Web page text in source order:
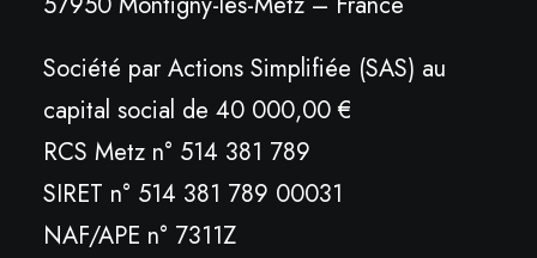
Société par Actions Simplifiée (SAS) au
capital social de 40 000,00 €
RCS Metz n° 514 381 789
SIRET n° 514 381 789 00031
NAF/APE n° 7311Z